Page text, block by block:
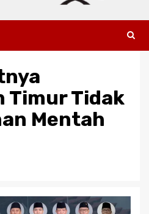
Timur Tidak
Mentah